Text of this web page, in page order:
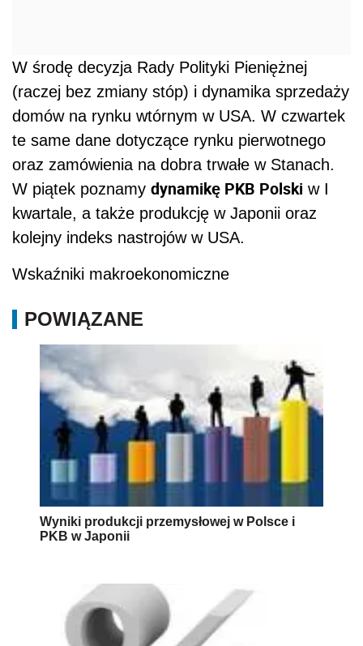
W środę decyzja Rady Polityki Pieniężnej
(raczej bez zmiany stóp) i dynamika sprzedaży
domów na rynku wtórnym w USA. W czwartek
te same dane dotyczące rynku pierwotnego
oraz zamówienia na dobra trwałe w Stanach.
W piątek poznamy dynamikę PKB Polski w I
kwartale, a także produkcję w Japonii oraz
kolejny indeks nastrojów w USA.
Wskaźniki makroekonomiczne
POWIĄZANE
Wyniki produkcji przemysłowej w Polsce i
PKB w Japonii